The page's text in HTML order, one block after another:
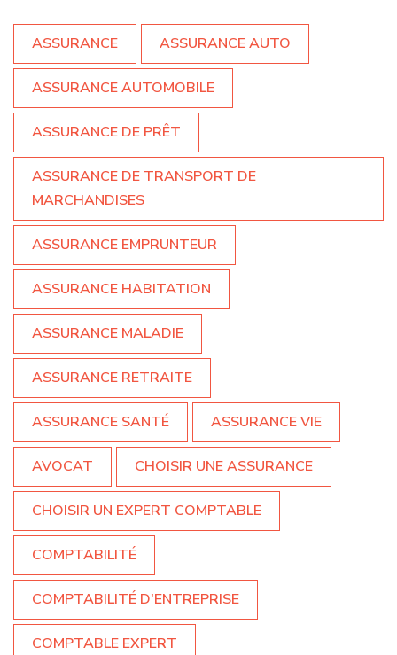
ASSURANCE ASSURANCE AUTO
ASSURANCE AUTOMOBILE
ASSURANCE DE PRÊT
ASSURANCE DE TRANSPORT DE
MARCHANDISES
ASSURANCE EMPRUNTEUR
ASSURANCE HABITATION
ASSURANCE MALADIE
ASSURANCE RETRAITE
ASSURANCE SANTÉ ASSURANCE VIE
AVOCAT CHOISIR UNE ASSURANCE
CHOISIR UN EXPERT COMPTABLE
COMPTABILITÉ
COMPTABILITÉ D'ENTREPRISE
COMPTABLE EXPERT